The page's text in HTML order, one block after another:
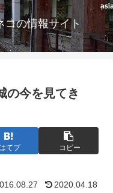
コの情報サイト
の今を見てき
てブ コピー
2020.04.18